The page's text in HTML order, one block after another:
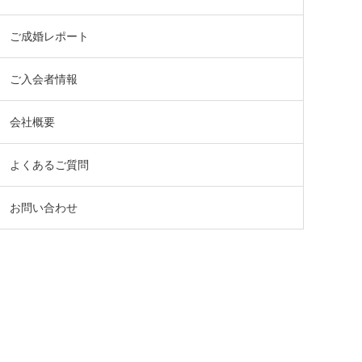
ご成婚レポート
ご入会者情報
会社概要
よくあるご質問
お問い合わせ